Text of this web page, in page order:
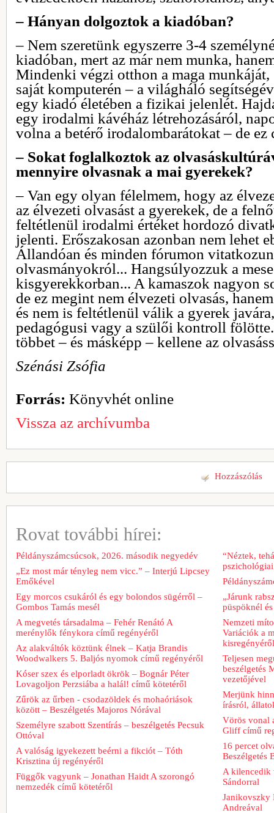
– Hányan dolgoztok a kiadóban?
– Nem szeretünk egyszerre 3-4
kiadóban, mert az már nem munka,
Mindenki végzi otthon a maga munkáját,
saját komputerén – a világháló
egy kiadó életében a fizikai jelenlét.
egy irodalmi kávéház létrehozásáról,
volna a betérő irodalombarátokat – de ez
– Sokat foglalkoztok az
mennyire olvasnak a mai gyerekek?
– Van egy olyan félelmem, hogy az
az élvezeti olvasást a gyerekek, de a
feltétlenül irodalmi értéket hordozó
jelenti. Erőszakosan azonban nem lehet
Állandóan és minden fórumon
olvasmányokról... Hangsúlyozzuk a
kisgyerekkorban... A kamaszok nagyon
de ez megint nem élvezeti olvasás,
és nem is feltétlenül válik a gyerek
pedagógusi vagy a szülői kontroll
többet – és másképp – kellene az
Szénási Zsófia
Forrás: Könyvhét online
Vissza az archívumba
Hozzászólás
Rovat további hírei:
Példányszámcsúcsok, 2026. második negyedév
„Ez most már tényleg nem vicc.” – Interjú Lipcsey
Emőkével
Egy morcos csukáról és egy bolondos sügérről –
Gombos Tamás mesél
A megvetés társadalma – Fehér Renátó A
merénylők fénykora című regényéről
Az alakváltók köztünk élnek – Katja Brandis
Woodwalkers 5. Baljós nyomok című regényéről
Kóser szex és elporladt ökrök – Bognár Péter
Lovagoljon Perzsiába a halál! című kötetéről
Zűrök az űrben - csodazöldek és mohaóriások
között – Beszélgetés Majoros Nórával
Személyre szabott Szentírás – beszélgetés Pecsuk
Ottóval
A valóság igyekezett beérni a fikciót – Tóth
Krisztina új regényéről
Függők vagyunk – Jonathan Haidt A szorongó
nemzedék című kötetéről
“Néztek,
„Járunk
püspöknél
Nemzeti
Variációk a
kisregényéről
Teljesen
beszélgetés
vezetőjével
Merjünk
írásról,
Vörös vonal
Gliff című
16 percet
Beszélgetés
A kilencedik
Sándorral
Janikovszky
Andreával